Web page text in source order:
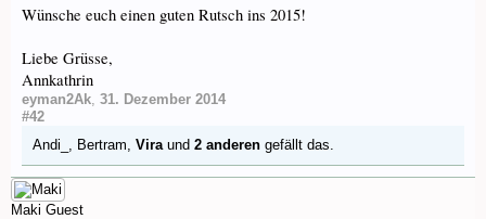
Wünsche euch einen guten Rutsch ins 2015!
Liebe Grüsse,
Annkathrin
eyman2Ak, 31. Dezember 2014
#42
Andi_ , Bertram, Viraund 2 anderen gefällt das.
Maki Guest